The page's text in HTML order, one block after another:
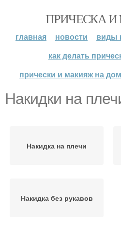
ПРИЧЕСКА
главная новости
виды
как делать
прически и макияж на
Накидки на
Накидка на плечи
Накидка без рукавов